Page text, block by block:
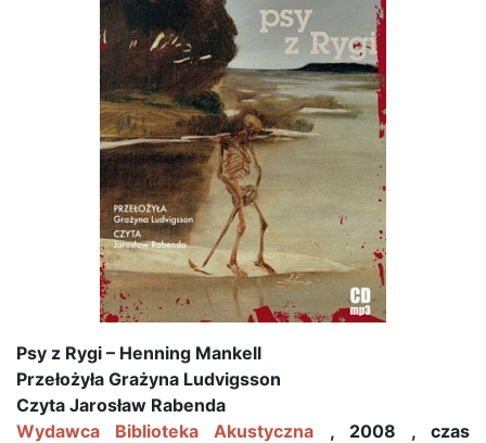
Psy z Rygi – Henning Mankell
Przełożyła Grażyna Ludvigsson
Czyta Jarosław Rabenda
Wydawca Biblioteka Akustyczna , 2008 , czas